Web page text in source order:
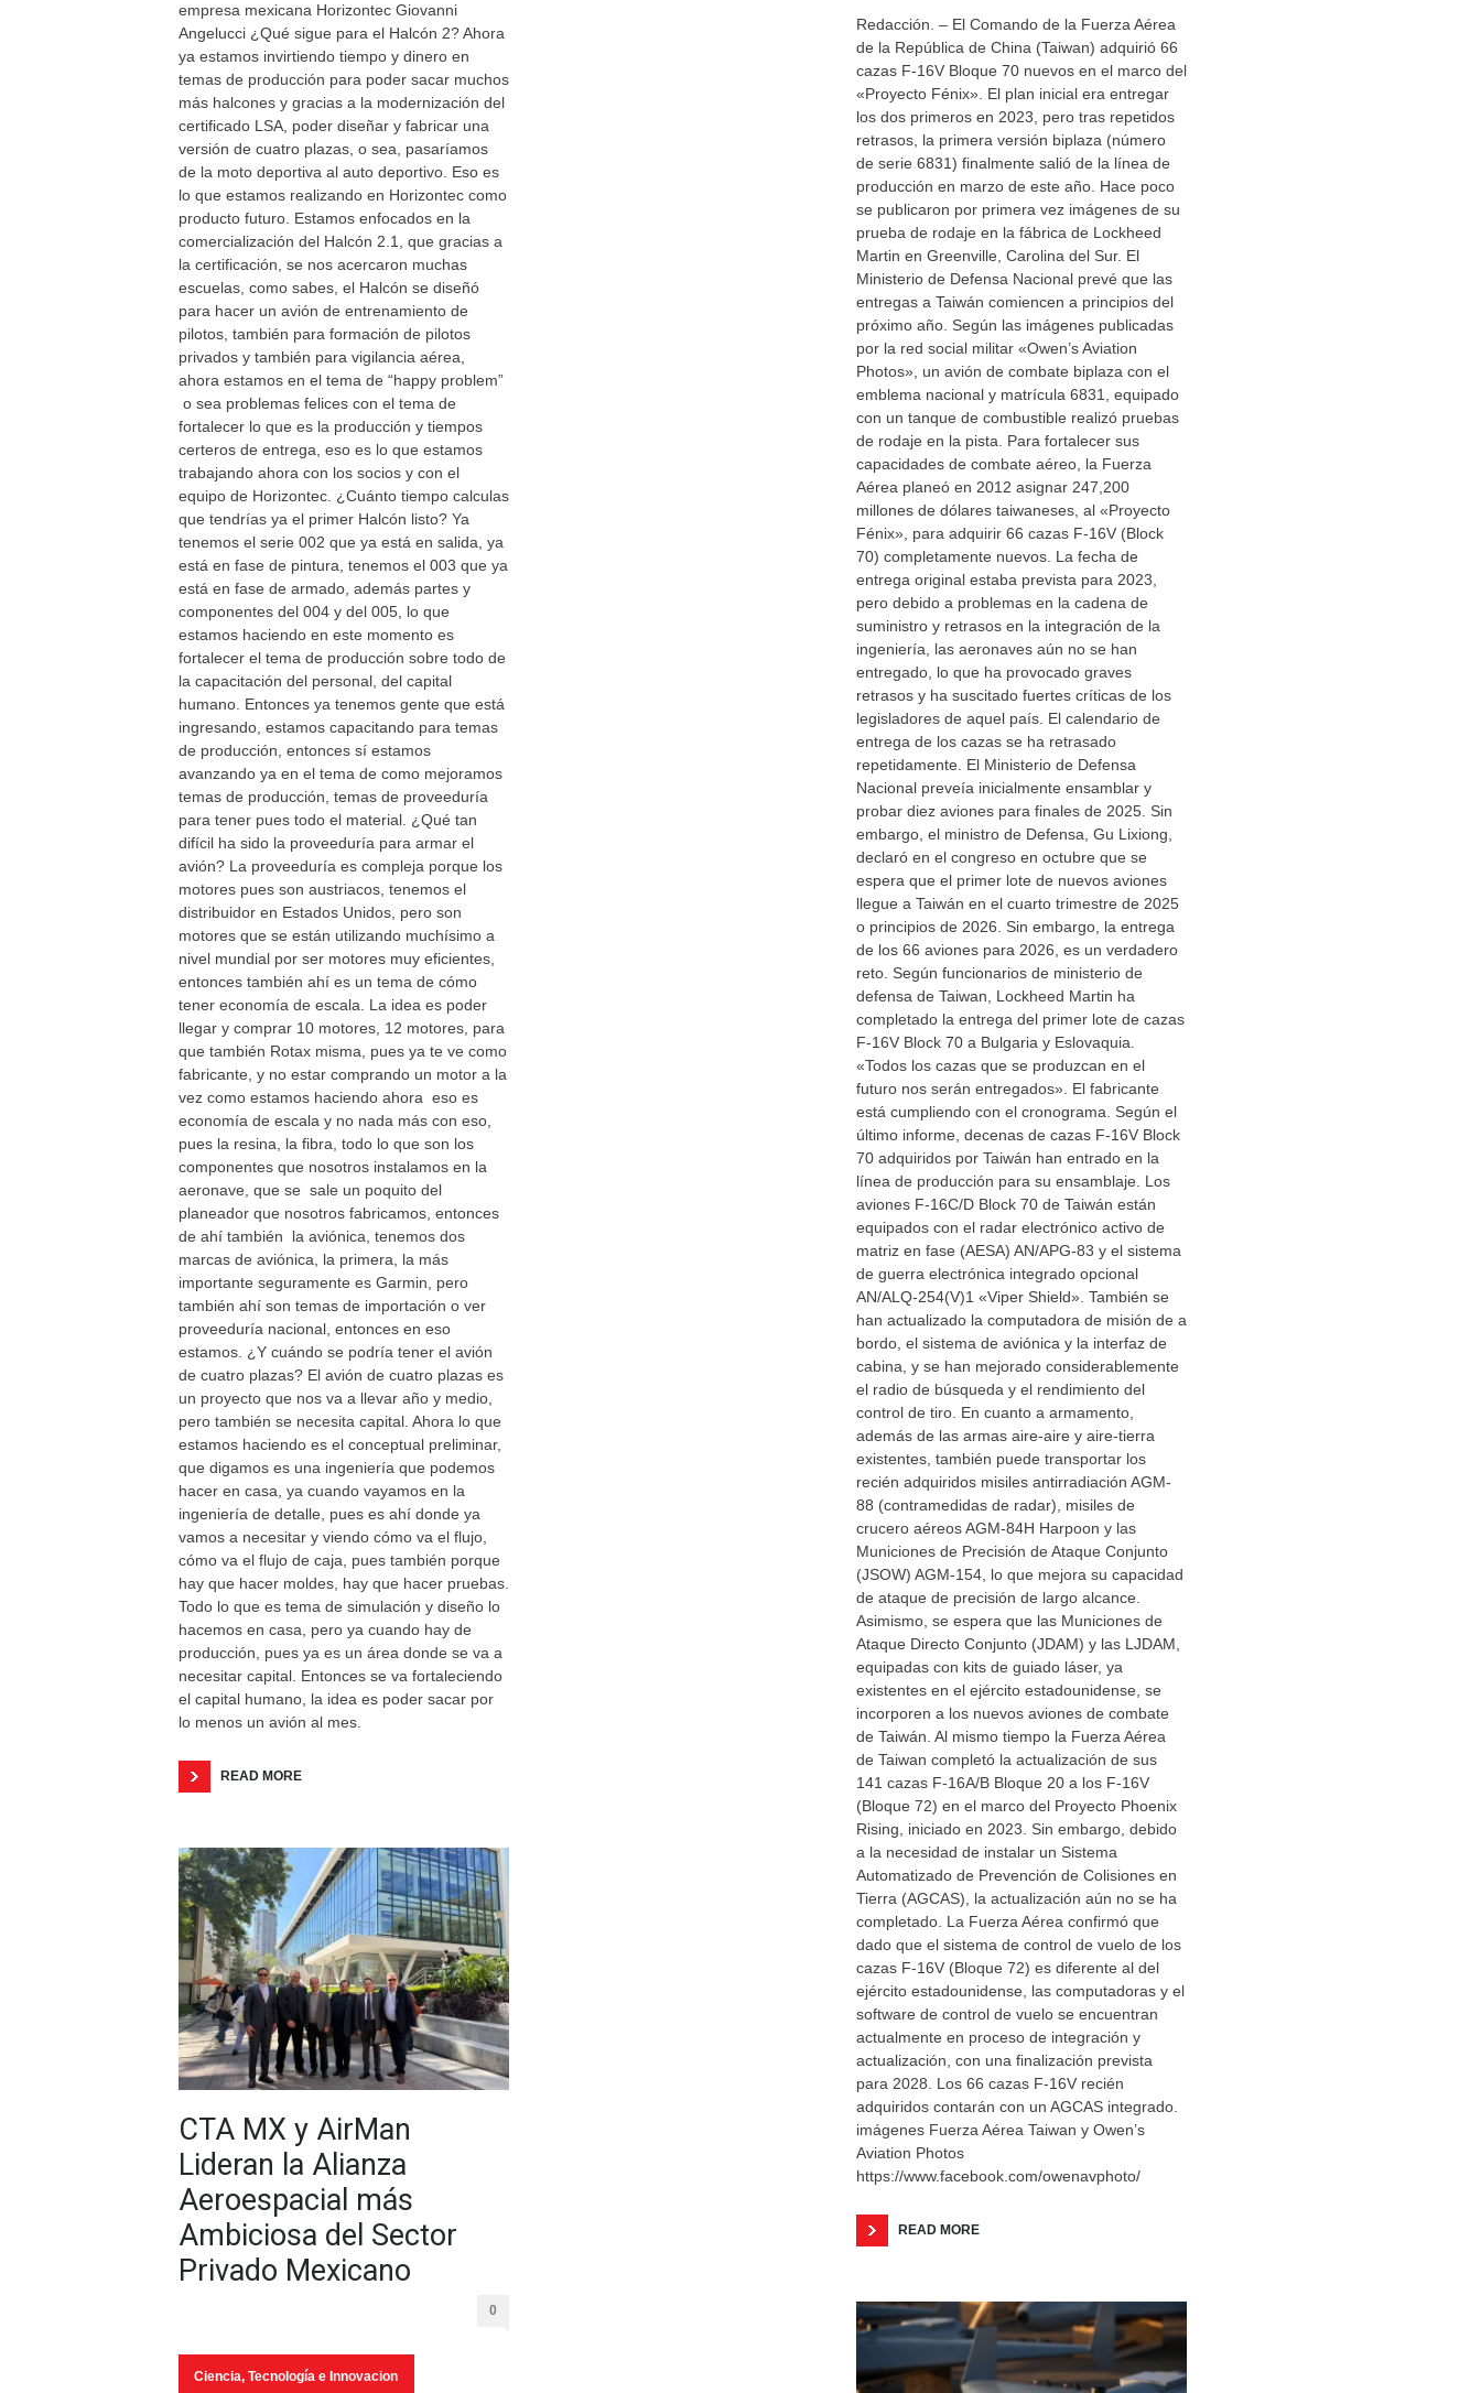
empresa mexicana Horizontec Giovanni
Angelucci ¿Qué sigue para el Halcón 2? Ahora
ya estamos invirtiendo tiempo y dinero en
temas de producción para poder sacar muchos
más halcones y gracias a la modernización del
certificado LSA, poder diseñar y fabricar una
versión de cuatro plazas, o sea, pasaríamos
de la moto deportiva al auto deportivo. Eso es
lo que estamos realizando en Horizontec como
producto futuro. Estamos enfocados en la
comercialización del Halcón 2.1, que gracias a
la certificación, se nos acercaron muchas
escuelas, como sabes, el Halcón se diseñó
para hacer un avión de entrenamiento de
pilotos, también para formación de pilotos
privados y también para vigilancia aérea,
ahora estamos en el tema de “happy problem”
o sea problemas felices con el tema de
fortalecer lo que es la producción y tiempos
certeros de entrega, eso es lo que estamos
trabajando ahora con los socios y con el
equipo de Horizontec. ¿Cuánto tiempo calculas
que tendrías ya el primer Halcón listo? Ya
tenemos el serie 002 que ya está en salida, ya
está en fase de pintura, tenemos el 003 que ya
está en fase de armado, además partes y
componentes del 004 y del 005, lo que
estamos haciendo en este momento es
fortalecer el tema de producción sobre todo de
la capacitación del personal, del capital
humano. Entonces ya tenemos gente que está
ingresando, estamos capacitando para temas
de producción, entonces sí estamos
avanzando ya en el tema de como mejoramos
temas de producción, temas de proveeduría
para tener pues todo el material. ¿Qué tan
difícil ha sido la proveeduría para armar el
avión? La proveeduría es compleja porque los
motores pues son austriacos, tenemos el
distribuidor en Estados Unidos, pero son
motores que se están utilizando muchísimo a
nivel mundial por ser motores muy eficientes,
entonces también ahí es un tema de cómo
tener economía de escala. La idea es poder
llegar y comprar 10 motores, 12 motores, para
que también Rotax misma, pues ya te ve como
fabricante, y no estar comprando un motor a la
vez como estamos haciendo ahora eso es
economía de escala y no nada más con eso,
pues la resina, la fibra, todo lo que son los
componentes que nosotros instalamos en la
aeronave, que se sale un poquito del
planeador que nosotros fabricamos, entonces
de ahí también la aviónica, tenemos dos
marcas de aviónica, la primera, la más
importante seguramente es Garmin, pero
también ahí son temas de importación o ver
proveeduría nacional, entonces en eso
estamos. ¿Y cuándo se podría tener el avión
de cuatro plazas? El avión de cuatro plazas es
un proyecto que nos va a llevar año y medio,
pero también se necesita capital. Ahora lo que
estamos haciendo es el conceptual preliminar,
que digamos es una ingeniería que podemos
hacer en casa, ya cuando vayamos en la
ingeniería de detalle, pues es ahí donde ya
vamos a necesitar y viendo cómo va el flujo,
cómo va el flujo de caja, pues también porque
hay que hacer moldes, hay que hacer pruebas.
Todo lo que es tema de simulación y diseño lo
hacemos en casa, pero ya cuando hay de
producción, pues ya es un área donde se va a
necesitar capital. Entonces se va fortaleciendo
el capital humano, la idea es poder sacar por
lo menos un avión al mes.
READ MORE
CTA MX y AirMan
Lideran la Alianza
Aeroespacial más
Ambiciosa del Sector
Privado Mexicano
0
Ciencia, Tecnología e Innovacion
Redacción. – El Comando de la Fuerza Aérea
de la República de China (Taiwan) adquirió 66
cazas F-16V Bloque 70 nuevos en el marco del
«Proyecto Fénix». El plan inicial era entregar
los dos primeros en 2023, pero tras repetidos
retrasos, la primera versión biplaza (número
de serie 6831) finalmente salió de la línea de
producción en marzo de este año. Hace poco
se publicaron por primera vez imágenes de su
prueba de rodaje en la fábrica de Lockheed
Martin en Greenville, Carolina del Sur. El
Ministerio de Defensa Nacional prevé que las
entregas a Taiwán comiencen a principios del
próximo año. Según las imágenes publicadas
por la red social militar «Owen’s Aviation
Photos», un avión de combate biplaza con el
emblema nacional y matrícula 6831, equipado
con un tanque de combustible realizó pruebas
de rodaje en la pista. Para fortalecer sus
capacidades de combate aéreo, la Fuerza
Aérea planeó en 2012 asignar 247,200
millones de dólares taiwaneses, al «Proyecto
Fénix», para adquirir 66 cazas F-16V (Block
70) completamente nuevos. La fecha de
entrega original estaba prevista para 2023,
pero debido a problemas en la cadena de
suministro y retrasos en la integración de la
ingeniería, las aeronaves aún no se han
entregado, lo que ha provocado graves
retrasos y ha suscitado fuertes críticas de los
legisladores de aquel país. El calendario de
entrega de los cazas se ha retrasado
repetidamente. El Ministerio de Defensa
Nacional preveía inicialmente ensamblar y
probar diez aviones para finales de 2025. Sin
embargo, el ministro de Defensa, Gu Lixiong,
declaró en el congreso en octubre que se
espera que el primer lote de nuevos aviones
llegue a Taiwán en el cuarto trimestre de 2025
o principios de 2026. Sin embargo, la entrega
de los 66 aviones para 2026, es un verdadero
reto. Según funcionarios de ministerio de
defensa de Taiwan, Lockheed Martin ha
completado la entrega del primer lote de cazas
F-16V Block 70 a Bulgaria y Eslovaquia.
«Todos los cazas que se produzcan en el
futuro nos serán entregados». El fabricante
está cumpliendo con el cronograma. Según el
último informe, decenas de cazas F-16V Block
70 adquiridos por Taiwán han entrado en la
línea de producción para su ensamblaje. Los
aviones F-16C/D Block 70 de Taiwán están
equipados con el radar electrónico activo de
matriz en fase (AESA) AN/APG-83 y el sistema
de guerra electrónica integrado opcional
AN/ALQ-254(V)1 «Viper Shield». También se
han actualizado la computadora de misión de a
bordo, el sistema de aviónica y la interfaz de
cabina, y se han mejorado considerablemente
el radio de búsqueda y el rendimiento del
control de tiro. En cuanto a armamento,
además de las armas aire-aire y aire-tierra
existentes, también puede transportar los
recién adquiridos misiles antirradiación AGM-
88 (contramedidas de radar), misiles de
crucero aéreos AGM-84H Harpoon y las
Municiones de Precisión de Ataque Conjunto
(JSOW) AGM-154, lo que mejora su capacidad
de ataque de precisión de largo alcance.
Asimismo, se espera que las Municiones de
Ataque Directo Conjunto (JDAM) y las LJDAM,
equipadas con kits de guiado láser, ya
existentes en el ejército estadounidense, se
incorporen a los nuevos aviones de combate
de Taiwán. Al mismo tiempo la Fuerza Aérea
de Taiwan completó la actualización de sus
141 cazas F-16A/B Bloque 20 a los F-16V
(Bloque 72) en el marco del Proyecto Phoenix
Rising, iniciado en 2023. Sin embargo, debido
a la necesidad de instalar un Sistema
Automatizado de Prevención de Colisiones en
Tierra (AGCAS), la actualización aún no se ha
completado. La Fuerza Aérea confirmó que
dado que el sistema de control de vuelo de los
cazas F-16V (Bloque 72) es diferente al del
ejército estadounidense, las computadoras y el
software de control de vuelo se encuentran
actualmente en proceso de integración y
actualización, con una finalización prevista
para 2028. Los 66 cazas F-16V recién
adquiridos contarán con un AGCAS integrado.
imágenes Fuerza Aérea Taiwan y Owen’s
Aviation Photos
https://www.facebook.com/owenavphoto/
READ MORE